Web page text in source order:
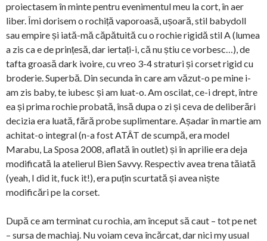
proiectasem în minte pentru evenimentul meu la cort, în aer
liber. Îmi dorisem o rochiță vaporoasă, ușoară, stil babydoll
sau empire și iată-mă căpătuită cu o rochie rigidă stil A (lumea
a zis ca e de prințesă, dar iertați-i, că nu știu ce vorbesc…), de
tafta groasă dark ivoire, cu vreo 3-4 straturi și corset rigid cu
broderie. Superbă. Din secunda în care am văzut-o pe mine i-
am zis baby, te iubesc și am luat-o. Am oscilat, ce-i drept, între
ea și prima rochie probată, însă dupa o zi și ceva de deliberări
decizia era luată, fără probe suplimentare. Așadar în martie am
achitat-o integral (n-a fost ATÂT de scumpă, era model
Marabu, La Sposa 2008, aflată în outlet) și în aprilie era deja
modificată la atelierul Bien Savvy. Respectiv avea trena tăiată
(yeah, I did it, fuck it!), era puțin scurtată și avea niște
modificări pe la corset.
După ce am terminat cu rochia, am început să caut – tot pe net
– sursa de machiaj. Nu voiam ceva încărcat, dar nici my usual